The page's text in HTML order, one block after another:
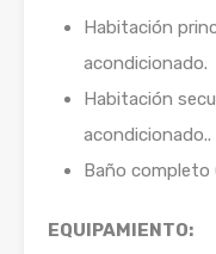
Habitación
acondicionado.
Habitación
acondicionado..
Baño completo
EQUIPAMIENTO: